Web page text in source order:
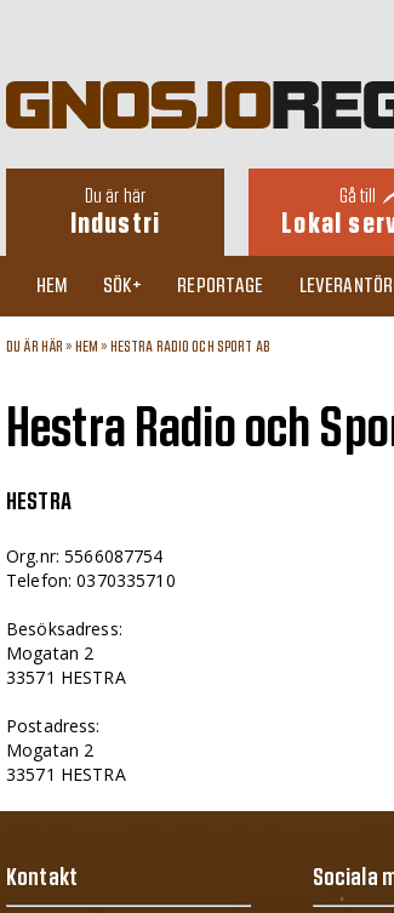
Du är här
Industri
Gå till
Lokal
HEM SÖK+ REPORTAGE
DU ÄR HÄR » HEM » HESTRA RADIO OCH SPORT AB
Hestra Radio och
HESTRA
Org.nr: 5566087754
Telefon: 0370335710
Besöksadress:
Mogatan 2
33571 HESTRA
Postadress:
Mogatan 2
33571 HESTRA
Kontakt Sociala